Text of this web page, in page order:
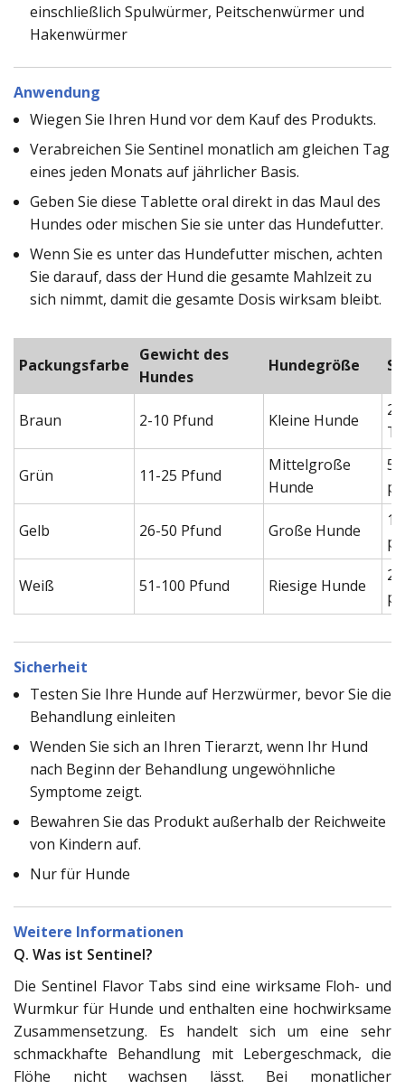
einschließlich Spulwürmer, Peitschenwürmer und
Hakenwürmer
Anwendung
Wiegen Sie Ihren Hund vor dem Kauf des Produkts.
Verabreichen Sie Sentinel monatlich am gleichen Tag
eines jeden Monats auf jährlicher Basis.
Geben Sie diese Tablette oral direkt in das Maul des
Hundes oder mischen Sie sie unter das Hundefutter.
Wenn Sie es unter das Hundefutter mischen, achten
Sie darauf, dass der Hund die gesamte Mahlzeit zu
sich nimmt, damit die gesamte Dosis wirksam bleibt.
Packungsfarbe
Gewicht des
Hundes
Hundegröße
Braun 2-10 Pfund Kleine Hunde
Grün 11-25 Pfund
Mittelgroße
Hunde
Gelb 26-50 Pfund Große Hunde
Weiß 51-100 Pfund Riesige Hunde
Sicherheit
Testen Sie Ihre Hunde auf Herzwürmer, bevor Sie die
Behandlung einleiten
Wenden Sie sich an Ihren Tierarzt, wenn Ihr Hund
nach Beginn der Behandlung ungewöhnliche
Symptome zeigt.
Bewahren Sie das Produkt außerhalb der Reichweite
von Kindern auf.
Nur für Hunde
Weitere Informationen
Q. Was ist Sentinel?
Die Sentinel Flavor Tabs sind eine wirksame Floh- und
Wurmkur für Hunde und enthalten eine hochwirksame
Zusammensetzung. Es handelt sich um eine sehr
schmackhafte Behandlung mit Lebergeschmack, die
Flöhe nicht wachsen lässt. Bei monatlicher